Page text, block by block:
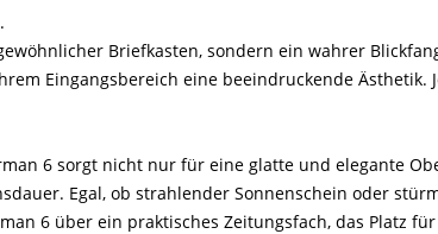
Briefkasten, sondern ein wahrer
Eingangsbereich eine beeindruckende
6 sorgt nicht nur für eine glatte und elegante
Egal, ob strahlender Sonnenschein oder
6 über ein praktisches Zeitungsfach, das Platz